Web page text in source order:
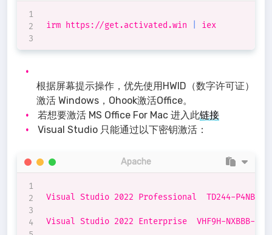
irm https://get.activated.win iex
根据屏幕提示操作，优先使用HWID（数字许可证）
激活 Windows，Ohook激活Office。
若想要激活 MS Office For Mac 进入此链接
Visual Studio 只能通过以下密钥激活：
Visual Studio 2022 Professional  TD244-P4NB7-
Visual Studio 2022 Enterprise  VHF9H-NXBBB-
Apache